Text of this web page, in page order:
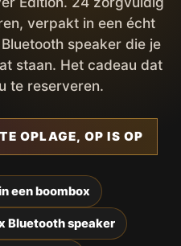
verpakt in een écht
speaker die je
staan. Het cadeau dat
te reserveren.
OPLAGE, OP IS OP
een boombox
Bluetooth speaker